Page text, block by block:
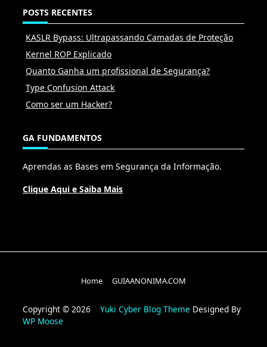
POSTS RECENTES
KASLR Bypass: Ultrapassando Camadas de Proteção
Kernel ROP Explicado
Quanto Ganha um profissional de Segurança?
Type Confusion Attack
Como ser um Hacker?
GA FUNDAMENTOS
Aprendas as Bases em Segurança da Informação.
Clique Aqui e Saiba Mais
Home GUIAANONIMA.COM
Copyright © 2026 Yuki Cyber Blog Theme Designed By
WP Moose